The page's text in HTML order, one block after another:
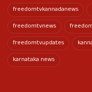
freedomtvkannadanews
freedomtvnews
freedomtvupdates
karnataka news